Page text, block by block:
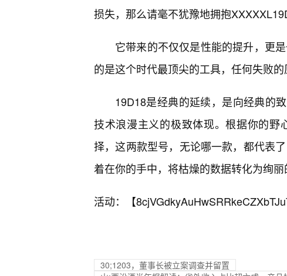
损失，那么请毫不犹豫地拥抱
它带来的不仅仅是性能的提升，更
的是这个时代最顶尖的工具，任何失败
19D18是经典的延续，是向经典的
技术浪漫主义的极致体现。根据你的
择，这两款型号，无论哪一款，都代表
着在你的手中，将枯燥的数据转化为绚丽
活动：【
30;1203，董事长被立案调查并留置